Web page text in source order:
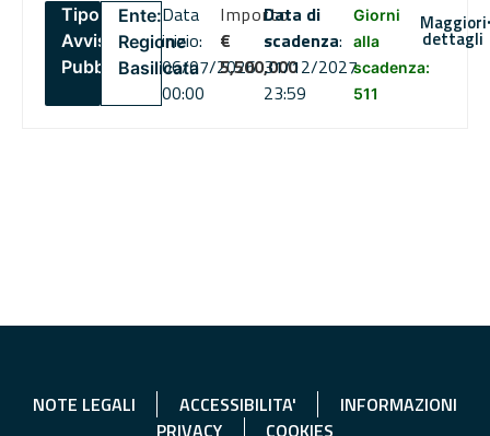
Tipo:
Avviso
Pubblico
Ente:
Regione
Basilicata
Data
inizio:
06/07/2026
00:00
Importo
€
5,500,000
Data di
scadenza:
31/12/2027
23:59
Giorni
alla
scadenza:
511
Maggiori
dettagli
NOTE LEGALI ACCESSIBILITA'
INFORMAZIONI